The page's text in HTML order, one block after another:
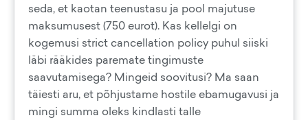
seda, et kaotan teenustasu ja pool majutuse
maksumusest (750 eurot). Kas kellelgi on
kogemusi strict cancellation policy puhul siiski
läbi rääkides paremate tingimuste
saavutamisega? Mingeid soovitusi? Ma saan
täiesti aru, et põhjustame hostile ebamugavusi ja
mingi summa oleks kindlasti talle